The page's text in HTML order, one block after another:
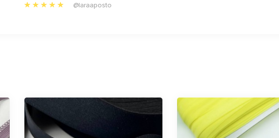
@laraaposto